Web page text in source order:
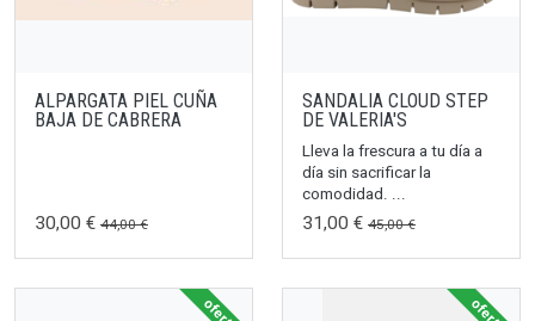
ALPARGATA PIEL CUÑA
BAJA DE CABRERA
30,00 € 44,00 €
SANDALIA CLOUD STEP
DE VALERIA'S
Lleva la frescura a tu día a
día sin sacrificar la
comodidad. ...
31,00 € 45,00 €